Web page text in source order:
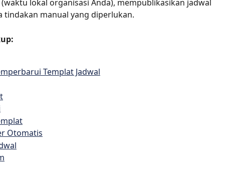
(waktu lokal organisasi Anda), mempublikasikan jadwal
tindakan manual yang diperlukan.
Templat Jadwal
Otomatis